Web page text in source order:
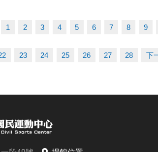
1 2 3 4 5 6 7 8 9
23 24 25 26 27 28 下